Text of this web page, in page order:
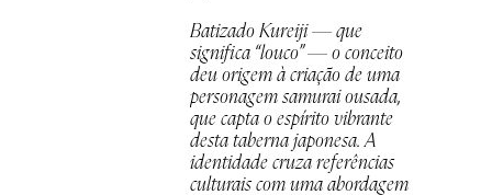
Batizado Kureiji — que
significa “louco” — o conceito
deu origem à criação de uma
personagem samurai ousada,
que capta o espírito vibrante
desta taberna japonesa. A
identidade cruza referências
culturais com uma abordagem